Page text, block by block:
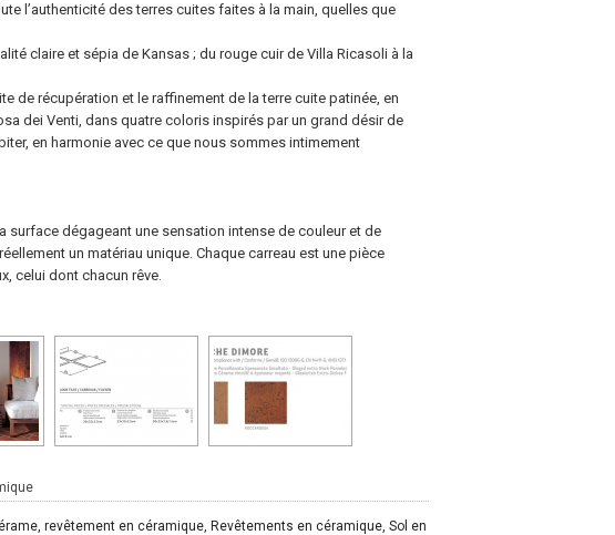
l’authenticité des terres cuites faites à la main, quelles que
claire et sépia de Kansas ; du rouge cuir de Villa Ricasoli à la
de récupération et le raffinement de la terre cuite patinée, en
dei Venti, dans quatre coloris inspirés par un grand désir de
en harmonie avec ce que nous sommes intimement
surface dégageant une sensation intense de couleur et de
un matériau unique. Chaque carreau est une pièce
celui dont chacun rêve.
revêtement en céramique, Revêtements en céramique, Sol en